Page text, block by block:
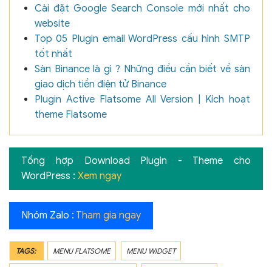
Cài đặt Google Search Console mới nhất cho
website
Top 05 Plugin email WordPress cấu hình SMTP
tốt nhất
Sàn Binance là gì ? Những điều cần biết về sàn
giao dịch tiền điện tử Binance
Plugin Active Flatsome All Version | Kích hoạt
theme Flatsome
Tổng hợp Download Plugin - Theme cho
WordPress : Xem ngay
Nhóm Zalo : Tham gia ngay
TAGS: MENU FLATSOME MENU WIDGET